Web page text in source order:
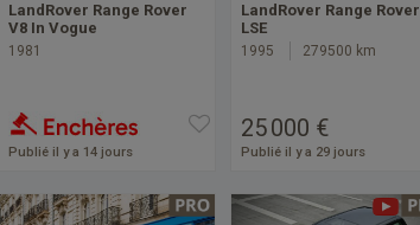
LandRover Range Rover
V8 In Vogue
1981
Publié il y a 14 jours
LandRover Range Rover
LSE
1995 279500 km
25 000 €
Publié il y a 29 jours